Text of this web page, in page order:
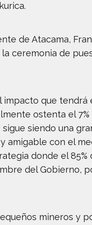
de Atacama,
ceremonia de
que tendrá
ostenta el
siendo una
amigable con el
donde el
del Gobierno,
mineros y